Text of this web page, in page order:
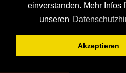
einverstanden. Mehr Infos
unseren
Akzeptieren